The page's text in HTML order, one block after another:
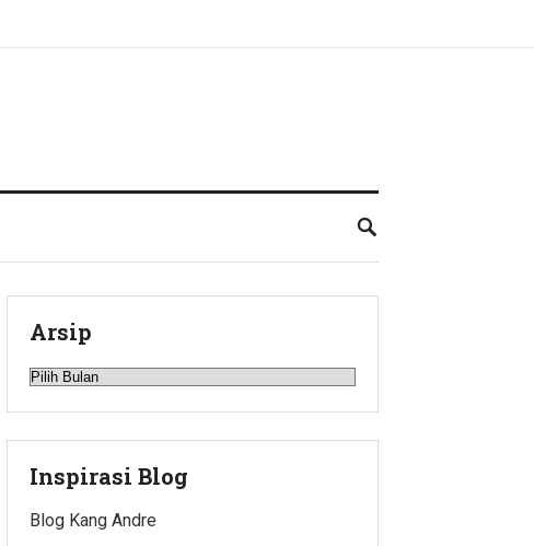
Arsip
Arsip
Inspirasi Blog
Blog Kang Andre